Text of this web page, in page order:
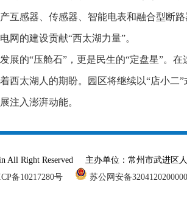
互感器、传感器、智能电表和融合型断
网的建设贡献“西太湖力量”。
展的“压舱石”，更是民生的“定盘星”。
西太湖人的期盼。园区将继续以“店小二
注入澎湃动能。
All Right Reserved 主办单位：常州市武进
备10217280号
苏公网安备